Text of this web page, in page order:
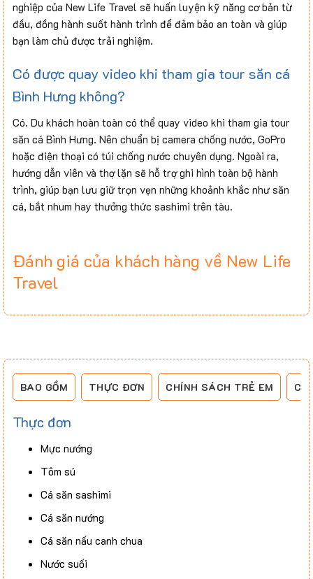
nghiệp của New Life Travel sẽ huấn luyện kỹ năng cơ bản từ
đầu, đồng hành suốt hành trình để đảm bảo an toàn và giúp
bạn làm chủ được trải nghiệm.
Có được quay video khi tham gia tour săn cá
Bình Hưng không?
Có. Du khách hoàn toàn có thể quay video khi tham gia tour
săn cá Bình Hưng. Nên chuẩn bị camera chống nước, GoPro
hoặc điện thoại có túi chống nước chuyên dụng. Ngoài ra,
hướng dẫn viên và thợ lặn sẽ hỗ trợ ghi hình toàn bộ hành
trình, giúp bạn lưu giữ trọn vẹn những khoảnh khắc như săn
cá, bắt nhum hay thưởng thức sashimi trên tàu.
Đánh giá của khách hàng về New Life
Travel
BAO GỒM THỰC ĐƠN CHÍNH SÁCH TRẺ EM
Thực đơn
Mực nướng
Tôm sú
Cá săn sashimi
Cá săn nướng
Cá săn nấu canh chua
Nước suối